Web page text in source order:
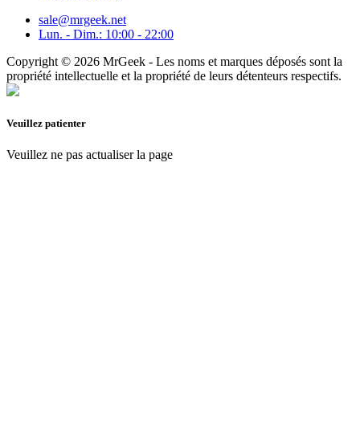
sale@mrgeek.net
Lun. - Dim.: 10:00 - 22:00
Copyright © 2026 MrGeek - Les noms et marques déposés sont la
propriété intellectuelle et la propriété de leurs détenteurs respectifs.
Veuillez patienter
Veuillez ne pas actualiser la page